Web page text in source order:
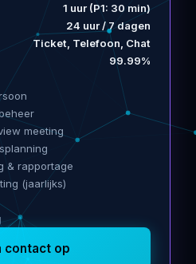
1 uur (P1: 30 min)
24 uur / 7 dagen
Ticket, Telefoon, Chat
99.99%
meeting
& rapportage
(jaarlijks)
contact op